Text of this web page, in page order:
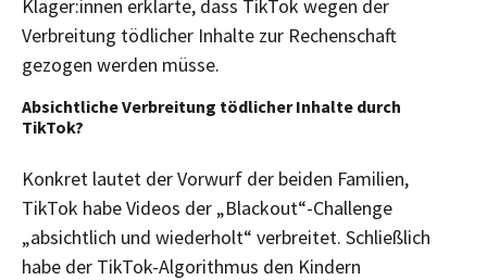
Kläger:innen erklärte, dass TikTok wegen der
Verbreitung tödlicher Inhalte zur Rechenschaft
gezogen werden müsse.
Absichtliche Verbreitung tödlicher Inhalte durch
TikTok?
Konkret lautet der Vorwurf der beiden Familien,
TikTok habe Videos der „Blackout“-Challenge
„absichtlich und wiederholt“ verbreitet. Schließlich
habe der TikTok-Algorithmus den Kindern